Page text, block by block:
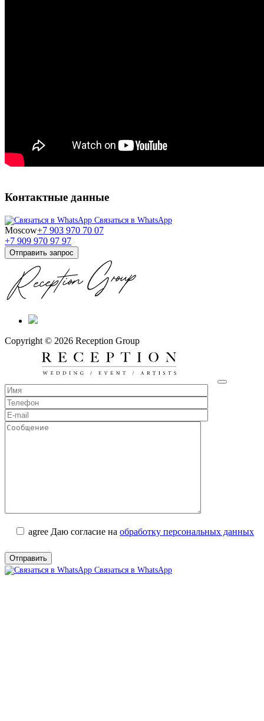
Контактные данные
Связаться в WhatsApp
Moscow+7 903 970 70 07
+7 909 970 97 97
Отправить запрос
Copyright © 2026 Reception Group
agree Даю согласие на обработку персональных данных
Связаться в WhatsApp